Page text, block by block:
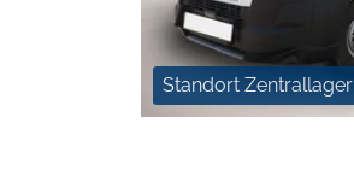
Standort Zentrallager